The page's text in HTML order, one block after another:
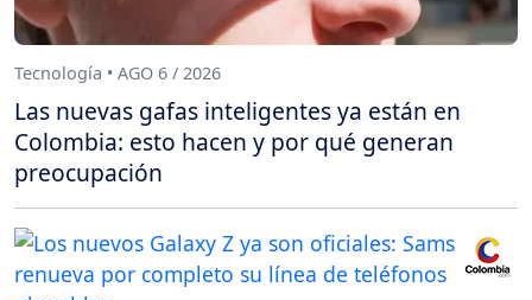
Tecnología • AGO 6 / 2026
Las nuevas gafas inteligentes ya están en
Colombia: esto hacen y por qué generan
preocupación